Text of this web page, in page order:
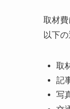
取材
以下の
取
記
写